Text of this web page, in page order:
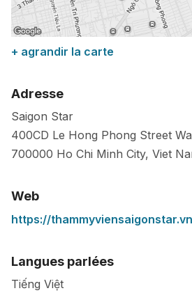
+ agrandir la carte
Adresse
Saigon Star
400CD Le Hong Phong Street
700000 Ho Chi Minh City, Viet
Web
https://
Langues parlées
Tiếng Việt